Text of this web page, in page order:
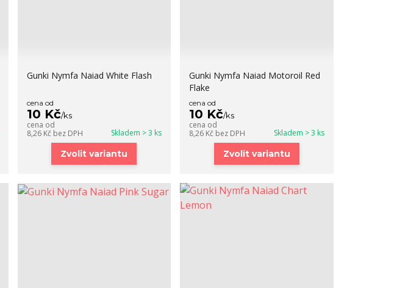
Gunki Nymfa Naiad White Flash
cena od
10 Kč/ks
cena od
8,26 Kč bez DPH Skladem > 3 ks
Zvolit variantu
Gunki Nymfa Naiad Motoroil Red
Flake
cena od
10 Kč/ks
cena od
8,26 Kč bez DPH Skladem > 3 ks
Zvolit variantu